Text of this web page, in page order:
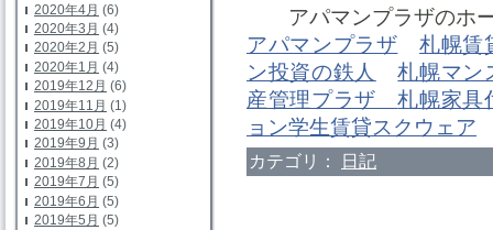
2020年4月 (6)
2020年3月 (4)
2020年2月 (5)
2020年1月 (4)
2019年12月 (6)
2019年11月 (1)
2019年10月 (4)
2019年9月 (3)
2019年8月 (2)
2019年7月 (5)
2019年6月 (5)
2019年5月 (5)
アパマンプラザのホ
アパマンプラザ
札幌
ン投資の鉄人
札幌マ
産管理プラザ札幌家
ョン学生賃貸スクウェア
カテゴリ： 日記